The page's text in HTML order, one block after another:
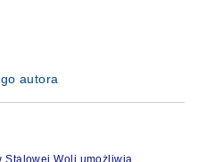
autora